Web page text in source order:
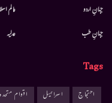
جہانِ اردو
جہانِ طب
عالم
عدلیہ
Tags
احتجاج اسرائیل اقوام متحدہ